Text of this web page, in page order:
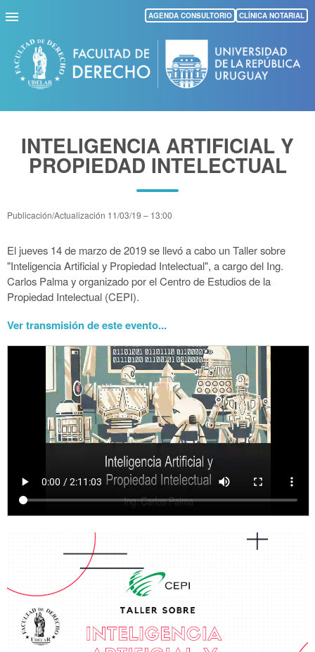
Pasar
al
contenido
principal
AGENDA CONSULTORIO CLÍNICA NOTARIAL
INTELIGENCIA ARTIFICIAL Y
PROPIEDAD INTELECTUAL
Publicación/Actualización 11/03/19 – 13:00
El jueves 14 de marzo de 2019 se llevó a cabo un Taller sobre
"Inteligencia Artificial y Propiedad Intelectual", a cargo del Ing.
Carlos Palma y organizado por el Centro de Estudios de la
Propiedad Intelectual (CEPI).
Ver transmisión de este evento...